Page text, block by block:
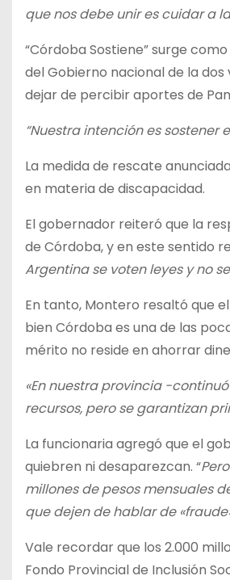
que nos debe unir es cuidar a
“Córdoba Sostiene” surge
del Gobierno nacional de la
dejar de percibir aportes de
“Nuestra intención es
La medida de rescate
en materia de discapacidad.
El gobernador reiteró que la
de Córdoba, y en este sentido
Argentina se voten leyes y no
En tanto, Montero resaltó que
bien Córdoba es una de las
mérito no reside en ahorrar
«En nuestra provincia -
recursos, pero se garantizan
La funcionaria agregó que el
quiebren ni desaparezcan. “
millones de pesos mensuales
que dejen de hablar de
Vale recordar que los 2.000
Fondo Provincial de Inclusión